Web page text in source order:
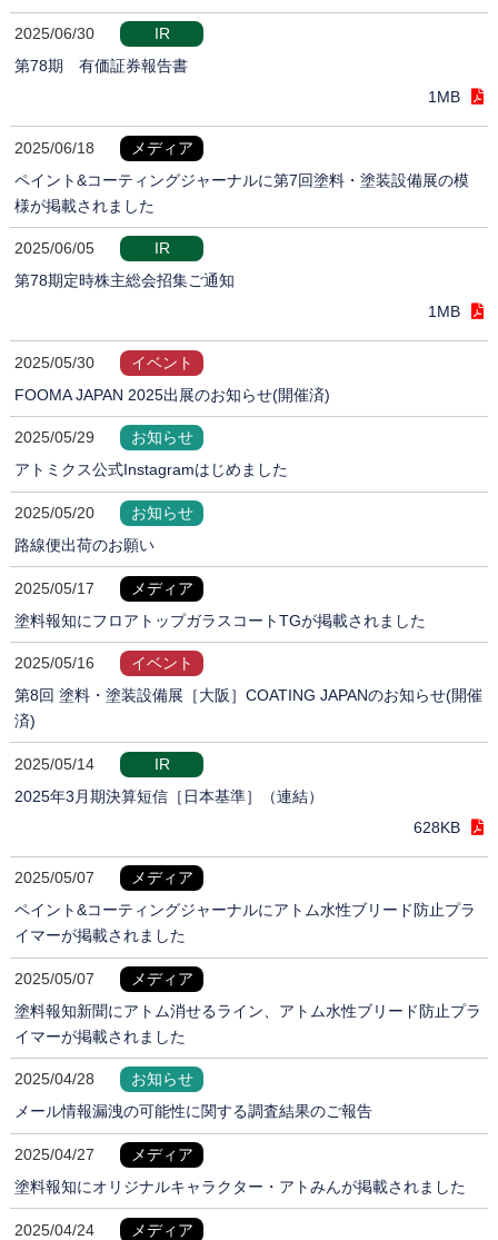
2025/06/30
IR
第78期 有価証券報告書
1MB
2025/06/18
メディア
ペイント&コーティングジャーナルに第7回塗料・塗装設備展の模
様が掲載されました
2025/06/05
IR
第78期定時株主総会招集ご通知
1MB
2025/05/30
イベント
FOOMA JAPAN 2025出展のお知らせ(開催済)
2025/05/29
お知らせ
アトミクス公式Instagramはじめました
2025/05/20
お知らせ
路線便出荷のお願い
2025/05/17
メディア
塗料報知にフロアトップガラスコートTGが掲載されました
2025/05/16
イベント
第8回 塗料・塗装設備展［大阪］COATING JAPANのお知らせ(開催
済)
2025/05/14
IR
2025年3月期決算短信［日本基準］（連結）
628KB
2025/05/07
メディア
ペイント&コーティングジャーナルにアトム水性ブリード防止プラ
イマーが掲載されました
2025/05/07
メディア
塗料報知新聞にアトム消せるライン、アトム水性ブリード防止プラ
イマーが掲載されました
2025/04/28
お知らせ
メール情報漏洩の可能性に関する調査結果のご報告
2025/04/27
メディア
塗料報知にオリジナルキャラクター・アトみんが掲載されました
2025/04/24
メディア